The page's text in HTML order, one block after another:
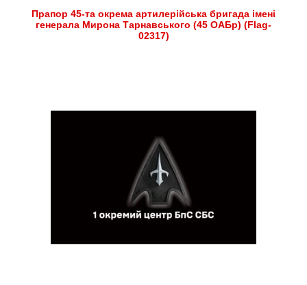
Прапор 45-та окрема артилерійська бригада імені
генерала Мирона Тарнавського (45 ОАБр) (Flag-
02317)